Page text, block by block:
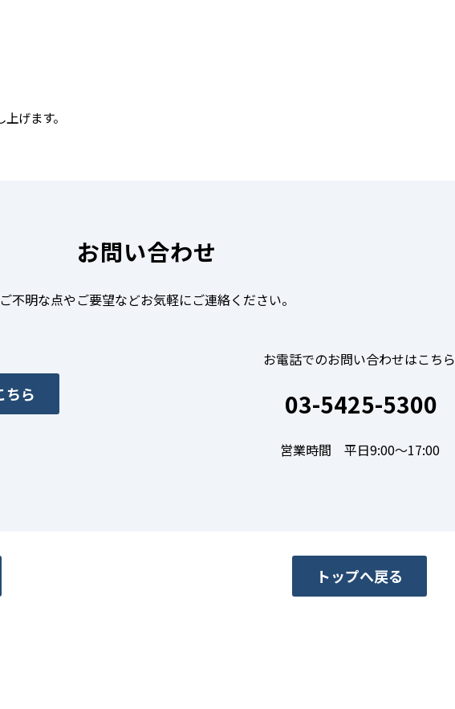
げます。
お問い合わせ
ご不明な点やご要望などお気軽にご連絡ください。
ちら
お電話でのお問い合わせはこちら
03-5425-5300
営業時間 平日9:00～17:00
トップへ戻る